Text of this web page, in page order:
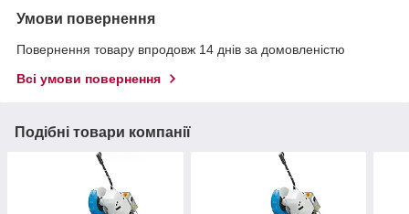
Умови повернення
Повернення товару впродовж 14 днів за домовленістю
Всі умови повернення
Подібні товари компанії